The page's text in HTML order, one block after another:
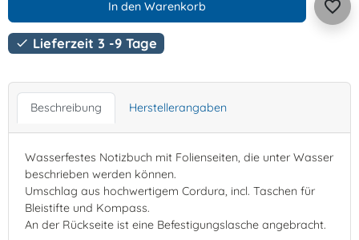
In den Warenkorb favorite_border
 Lieferzeit 3 -9 Tage
Beschreibung Herstellerangaben
Wasserfestes Notizbuch mit Folienseiten, die unter Wasser
beschrieben werden können.
Umschlag aus hochwertigem Cordura, incl. Taschen für
Bleistifte und Kompass.
An der Rückseite ist eine Befestigungslasche angebracht.